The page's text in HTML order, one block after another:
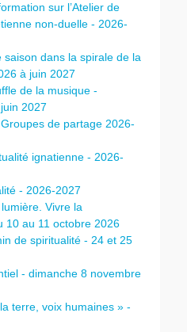
sur l’Atelier de
non-duelle - 2026-
dans la spirale de la
à juin 2027
de la musique -
2027
de partage 2026-
ignatienne - 2026-
- 2026-2027
Vivre la
10 au 11 octobre 2026
de spiritualité - 24 et 25
- dimanche 8 novembre
terre, voix humaines » -